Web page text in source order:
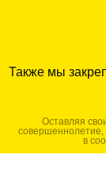
Также мы
Оставляя
совершеннолетие,
в